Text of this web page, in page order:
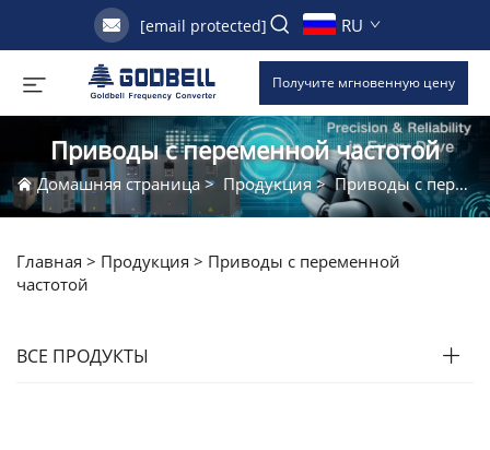
[email protected] RU
Получите мгновенную цену
Приводы с переменной частотой
Домашняя страница > Продукция>Приводы с переменной частотой
Главная > Продукция > Приводы с переменной
частотой
ВСЕ ПРОДУКТЫ